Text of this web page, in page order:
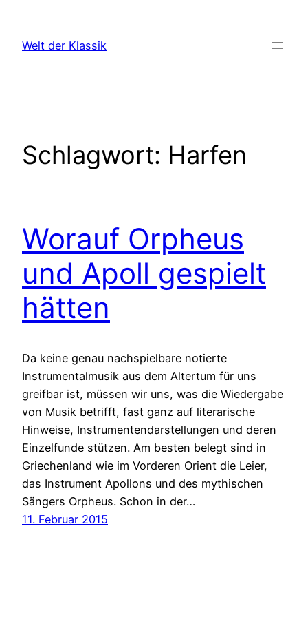
springen
Welt der Klassik
Schlagwort: Harfen
Worauf Orpheus
und Apoll gespielt
hätten
Da keine genau nachspielbare notierte
Instrumentalmusik aus dem Altertum für uns
greifbar ist, müssen wir uns, was die Wiedergabe
von Musik betrifft, fast ganz auf literarische
Hinweise, Instrumentendarstellungen und deren
Einzelfunde stützen. Am besten belegt sind in
Griechenland wie im Vorderen Orient die Leier,
das Instrument Apollons und des mythischen
Sängers Orpheus. Schon in der…
11. Februar 2015